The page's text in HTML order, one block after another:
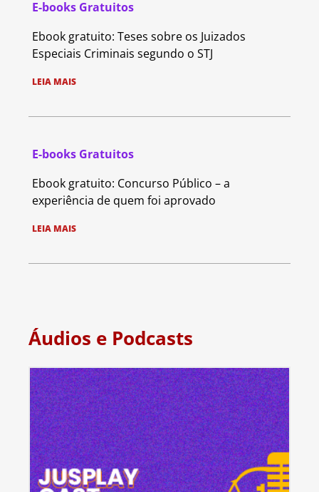
E-books Gratuitos
Ebook gratuito: Teses sobre os Juizados
Especiais Criminais segundo o STJ
LEIA MAIS
E-books Gratuitos
Ebook gratuito: Concurso Público – a
experiência de quem foi aprovado
LEIA MAIS
Áudios e Podcasts